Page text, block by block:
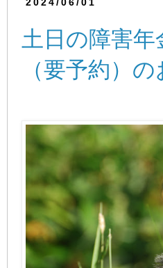
土日の障害
（要予約）